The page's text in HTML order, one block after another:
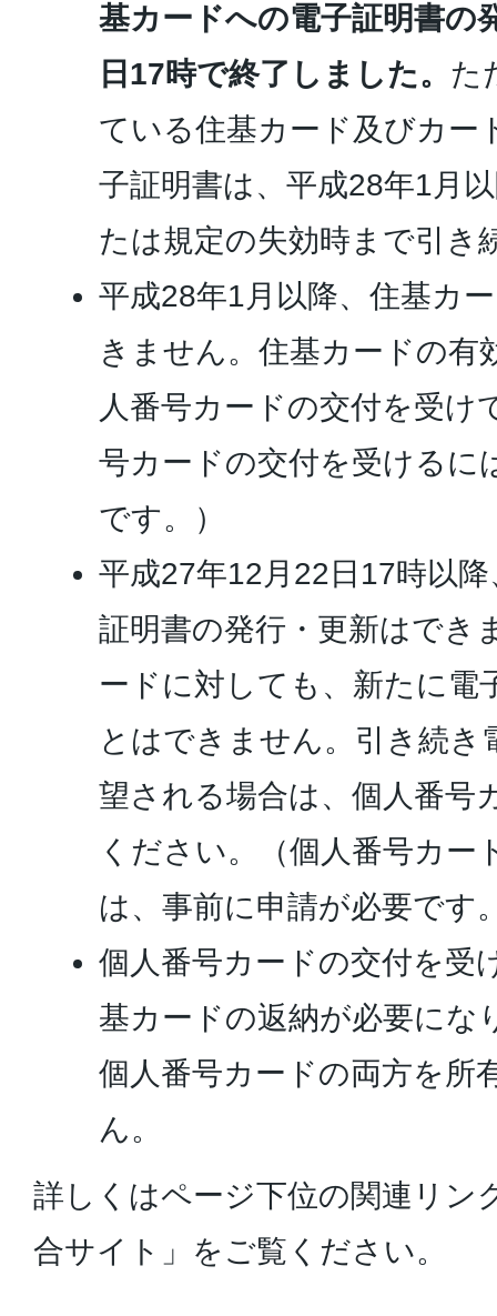
基カードへの電子証明書の
日17時で終了しました。 た
ている住基カード及びカー
子証明書は、平成28年1月
たは規定の失効時まで引き
平成28年1月以降、住基カ
きません。住基カードの有
人番号カードの交付を受け
号カードの交付を受けるに
です。）
平成27年12月22日17時以
証明書の発行・更新はでき
ードに対しても、新たに電
とはできません。引き続き
望される場合は、個人番号
ください。（個人番号カー
は、事前に申請が必要です
個人番号カードの交付を受
基カードの返納が必要にな
個人番号カードの両方を所
ん。
詳しくはページ下位の関連リン
合サイト」をご覧ください。